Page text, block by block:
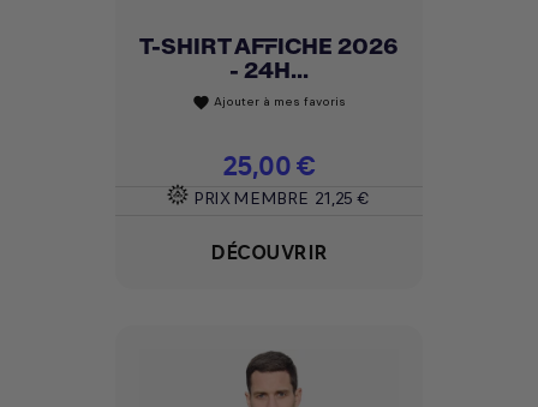
T-SHIRT AFFICHE 2026
- 24H...
favorite Ajouter à mes favoris
Prix
25,00 €
PRIX MEMBRE 21,25 €
DÉCOUVRIR